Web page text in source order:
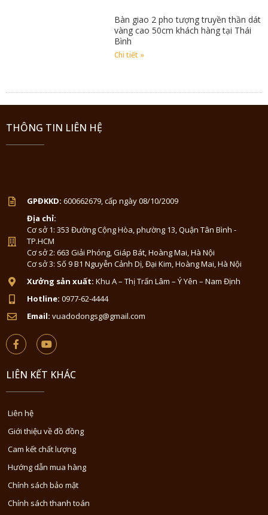
Bàn giao 2 pho tượng truyền thần dát
vàng cao 50cm khách hàng tại Thái
Bình
Chi tiết »
THÔNG TIN LIÊN HỆ
GPĐKKD: 600662679, cấp ngày 08/10/2009
Địa chỉ:
Cơ sở 1: 353 Đường Cộng Hòa, phường 13, Quận Tân Bình -
TP.HCM
Cơ sở 2: 663 Giải Phóng, Giáp Bát, Hoàng Mai, Hà Nội
Cơ sở 3: Số 9 B1 Nguyễn Cảnh Dị, Đại Kim, Hoàng Mai, Hà Nội
Xưởng sản xuất: Khu A – Thị Trấn Lâm – Ý Yên – Nam Định
Hotline: 0977-62-4444
Email: vuadodongsg@gmail.com
LIÊN KẾT KHÁC
Liên hệ
Giới thiệu về đồ đồng
Cam kết chất lượng
Hướng dẫn mua hàng
Chính sách bảo mật
Chính sách thanh toán